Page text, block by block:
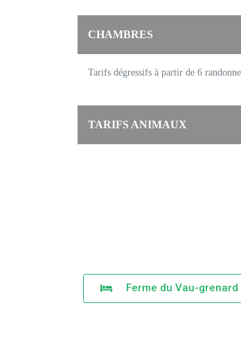
CHAMBRES
Tarifs dégressifs à partir de 6
TARIFS ANIMAUX
Ferme du Vau-grenard